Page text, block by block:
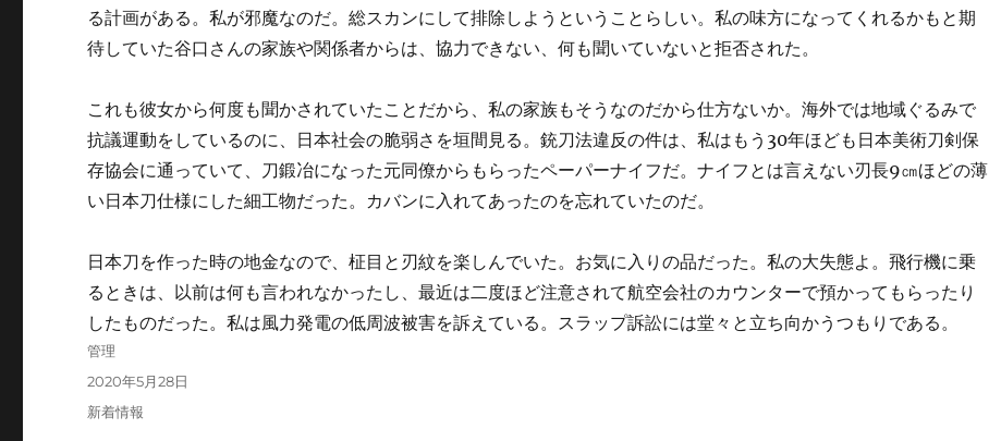
る計画がある。私が邪魔なのだ。総スカンにして排除しようということらしい。私の味方になってくれるかもと期
待していた谷口さんの家族や関係者からは、協力できない、何も聞いていないと拒否された。
これも彼女から何度も聞かされていたことだから、私の家族もそうなのだから仕方ないか。海外では地域ぐるみで
抗議運動をしているのに、日本社会の脆弱さを垣間見る。銃刀法違反の件は、私はもう30年ほども日本美術刀剣保
存協会に通っていて、刀鍛冶になった元同僚からもらったペーパーナイフだ。ナイフとは言えない刃長9㎝ほどの薄
い日本刀仕様にした細工物だった。カバンに入れてあったのを忘れていたのだ。
日本刀を作った時の地金なので、柾目と刃紋を楽しんでいた。お気に入りの品だった。私の大失態よ。飛行機に乗
るときは、以前は何も言われなかったし、最近は二度ほど注意されて航空会社のカウンターで預かってもらったり
したものだった。私は風力発電の低周波被害を訴えている。スラップ訴訟には堂々と立ち向かうつもりである。
投
管理
投
稿
日:
2020年5月28日
カ
新着情報